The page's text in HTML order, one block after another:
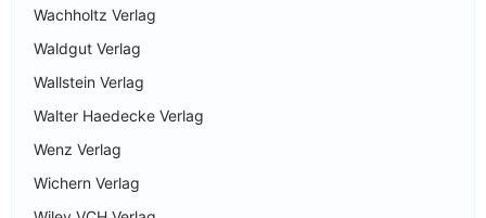
Wachholtz Verlag
Waldgut Verlag
Wallstein Verlag
Walter Haedecke Verlag
Wenz Verlag
Wichern Verlag